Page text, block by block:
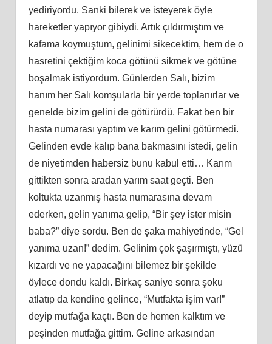
yediriyordu. Sanki bilerek ve isteyerek öyle
hareketler yapıyor gibiydi. Artık çıldırmıştım ve
kafama koymuştum, gelinimi sikecektim, hem de o
hasretini çektiğim koca götünü sikmek ve götüne
boşalmak istiyordum. Günlerden Salı, bizim
hanım her Salı komşularla bir yerde toplanırlar ve
genelde bizim gelini de götürürdü. Fakat ben bir
hasta numarası yaptım ve karım gelini götürmedi.
Gelinden evde kalıp bana bakmasını istedi, gelin
de niyetimden habersiz bunu kabul etti… Karım
gittikten sonra aradan yarım saat geçti. Ben
koltukta uzanmış hasta numarasına devam
ederken, gelin yanıma gelip, “Bir şey ister misin
baba?” diye sordu. Ben de şaka mahiyetinde, “Gel
yanıma uzan!” dedim. Gelinim çok şaşırmıştı, yüzü
kızardı ve ne yapacağını bilemez bir şekilde
öylece dondu kaldı. Birkaç saniye sonra şoku
atlatıp da kendine gelince, “Mutfakta işim var!”
deyip mutfağa kaçtı. Ben de hemen kalktım ve
peşinden mutfağa gittim. Geline arkasından